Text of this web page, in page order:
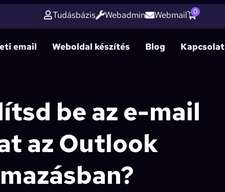
Tudásbázis Webadmin Webmail 0
email Weboldal készítés Blog Kapcsolat
be az e-mail
az Outlook